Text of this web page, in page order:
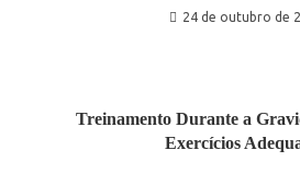
24 de outubro de
Treinamento Durante a
Exercícios